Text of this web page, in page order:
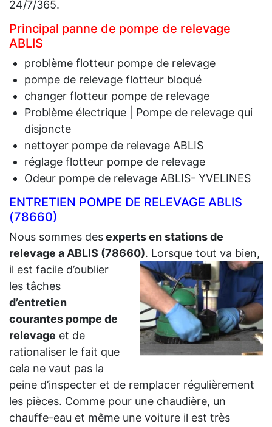
24/7/365.
Principal panne de pompe de relevage
ABLIS
problème flotteur pompe de relevage
pompe de relevage flotteur bloqué
changer flotteur pompe de relevage
Problème électrique | Pompe de relevage qui
disjoncte
nettoyer pompe de relevage ABLIS
réglage flotteur pompe de relevage
Odeur pompe de relevage ABLIS- YVELINES
ENTRETIEN POMPE DE RELEVAGE ABLIS
(78660)
Nous sommes desexperts en stations de
relevage a ABLIS (78660). Lorsque tout va bien,
il est facile d’oublier
les tâches
d’entretien
courantes pompe de
relevage et de
rationaliser le fait que
cela ne vaut pas la
peine d’inspecter et de remplacer régulièrement
les pièces. Comme pour une chaudière, un
chauffe-eau et même une voiture il est très